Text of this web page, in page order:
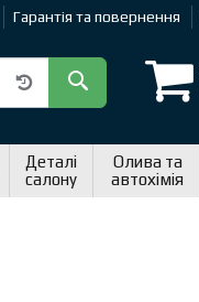
Гарантія та повернення
Деталі
салону
Олива та
автохімія